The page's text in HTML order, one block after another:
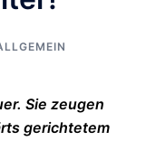
Sie zeugen
gerichtetem